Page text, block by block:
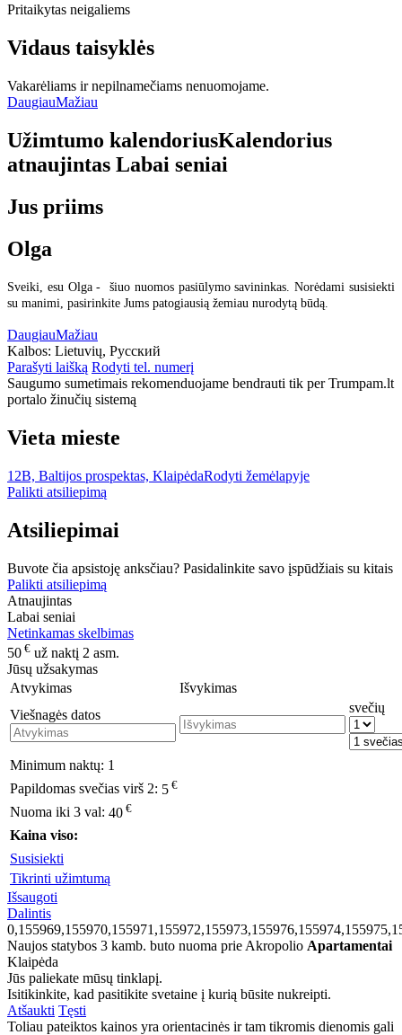
Pritaikytas neigaliems
Vidaus taisyklės
Vakarėliams ir nepilnamečiams nenuomojame.
DaugiauMažiau
Užimtumo kalendoriusKalendorius
atnaujintas Labai seniai
Jus priims
Olga
Sveiki, esu Olga - šiuo nuomos pasiūlymo savininkas. Norėdami susisiekti
su manimi, pasirinkite Jums patogiausią žemiau nurodytą būdą.
DaugiauMažiau
Kalbos: Lietuvių, Русский
Parašyti laišką Rodyti tel. numerį
Saugumo sumetimais rekomenduojame bendrauti tik per Trumpam.lt
portalo žinučių sistemą
Vieta mieste
12B, Baltijos prospektas, KlaipėdaRodyti žemėlapyje
Palikti atsiliepimą
Atsiliepimai
Buvote čia apsistoję anksčiau? Pasidalinkite savo įspūdžiais su kitais
Palikti atsiliepimą
Atnaujintas
Labai seniai
Netinkamas skelbimas
50 € už naktį 2 asm.
Jūsų užsakymas
Atvykimas
Išvykimas
Viešnagės datos
svečių
Minimum naktų: 1
Papildomas svečias virš 2: 5 €
Nuoma iki 3 val: 40 €
Kaina viso:
Susisiekti
Tikrinti užimtumą
Išsaugoti
Dalintis
Naujos statybos 3 kamb. buto nuoma prie Akropolio Apartamentai
Klaipėda
Jūs paliekate mūsų tinklapį.
Isitikinkite, kad pasitikite svetaine į kurią būsite nukreipti.
Atšaukti Tęsti
Toliau pateiktos kainos yra orientacinės ir tam tikromis dienomis gali